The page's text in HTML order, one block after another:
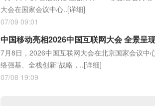
大会在国家会议中心..[详细]
07/09 09:01
中国移动亮相2026中国互联网大会 全景呈
7月8日，2026中国互联网大会在北京国家会议中
络强基、全栈创新”战略，..[详细]
07/08 19:09